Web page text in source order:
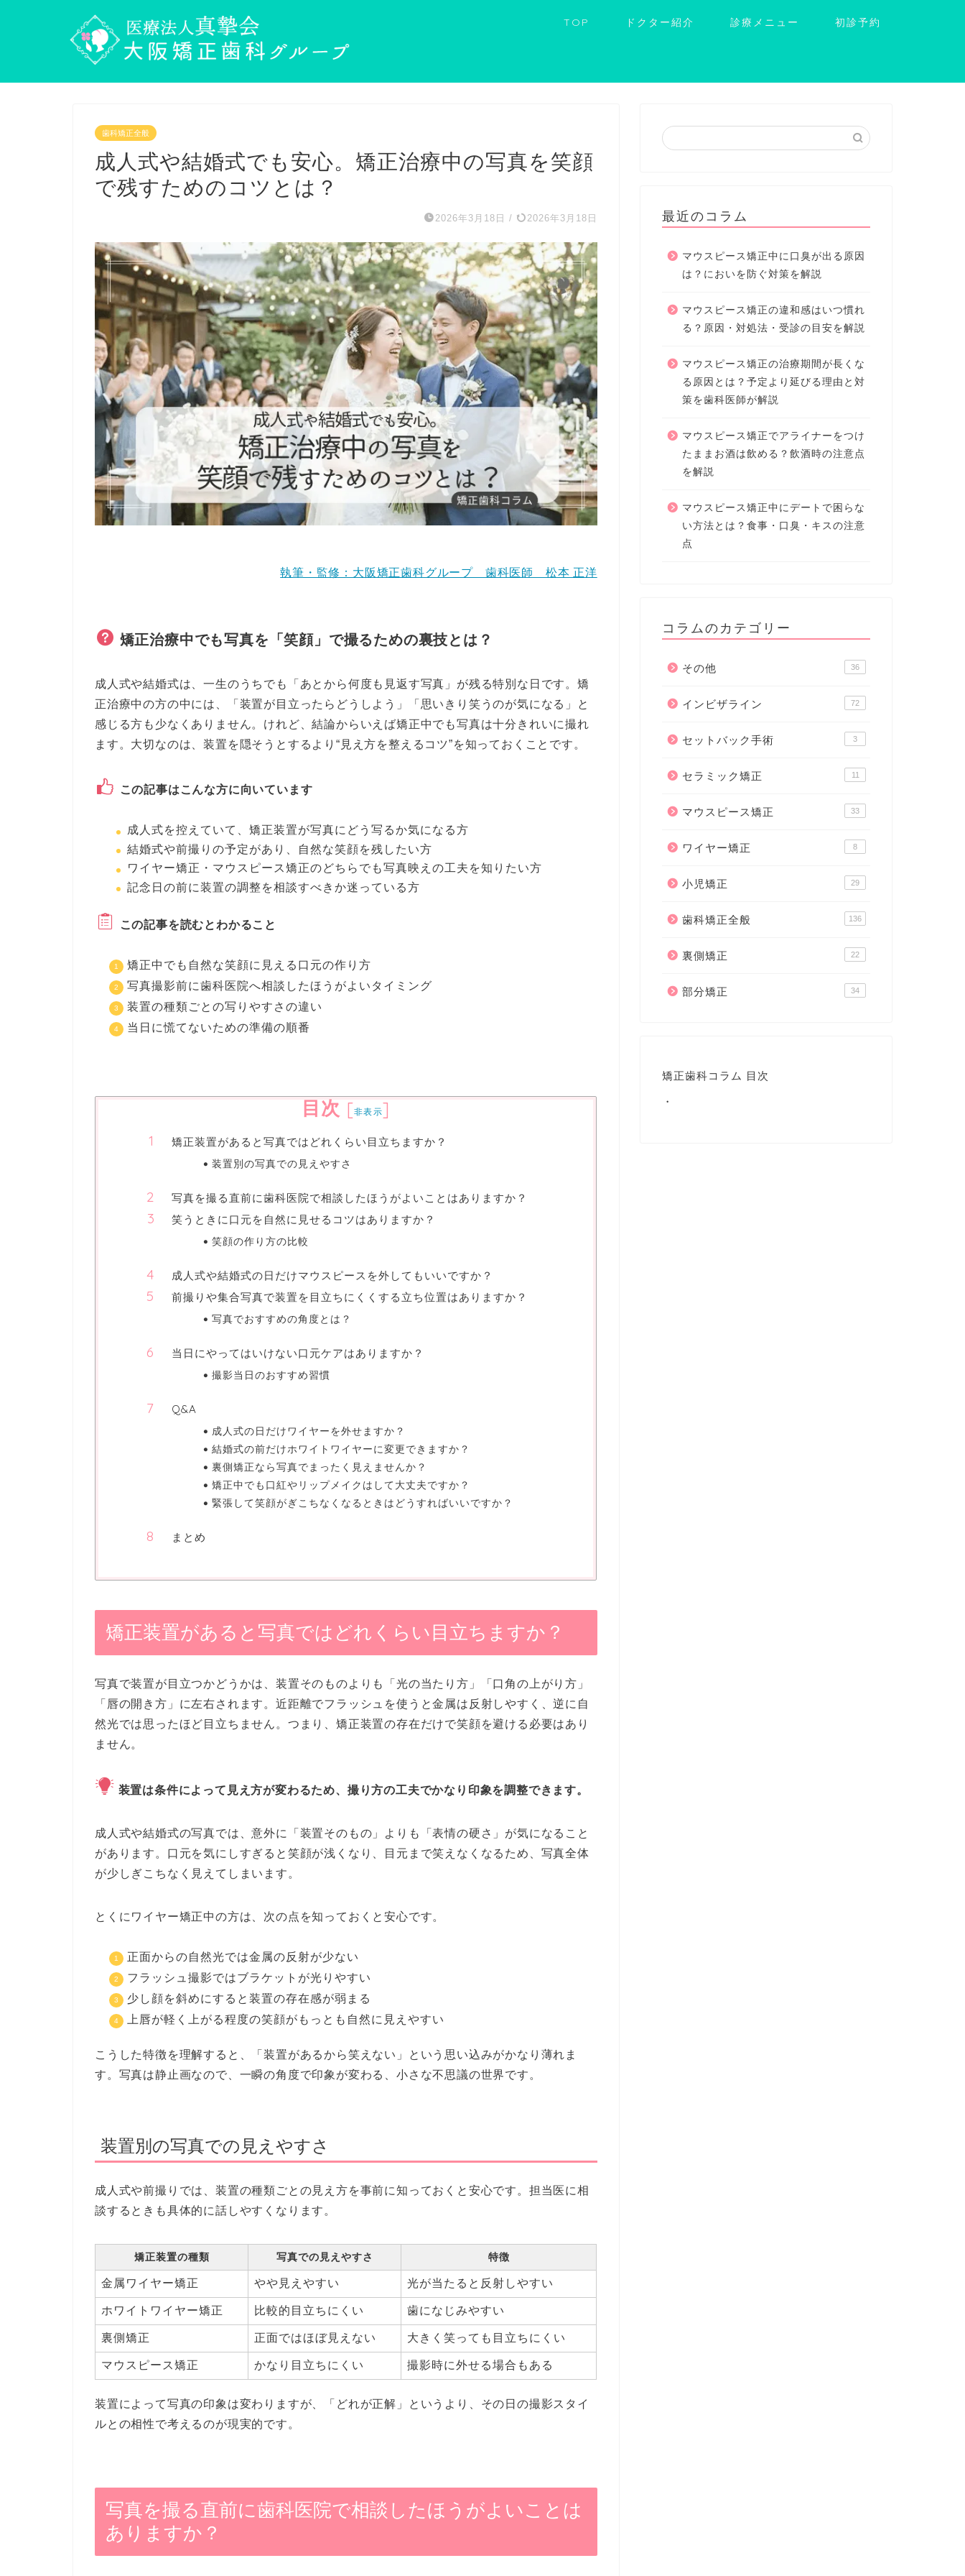
TOP ドクター紹介 診療メニュー 初診予約
歯科矯正全般
成人式や結婚式でも安心。矯正治療中の写真を笑顔
で残すためのコツとは？
2026年3月18日 / 2026年3月18日
執筆・監修：大阪矯正歯科グループ 歯科医師 松本 正洋
矯正治療中でも写真を「笑顔」で撮るための裏技とは？
成人式や結婚式は、一生のうちでも「あとから何度も見返す写真」が残る特別な日です。矯
正治療中の方の中には、「装置が目立ったらどうしよう」「思いきり笑うのが気になる」と
感じる方も少なくありません。けれど、結論からいえば矯正中でも写真は十分きれいに撮れ
ます。大切なのは、装置を隠そうとするより“見え方を整えるコツ”を知っておくことです。
この記事はこんな方に向いています
成人式を控えていて、矯正装置が写真にどう写るか気になる方
結婚式や前撮りの予定があり、自然な笑顔を残したい方
ワイヤー矯正・マウスピース矯正のどちらでも写真映えの工夫を知りたい方
記念日の前に装置の調整を相談すべきか迷っている方
この記事を読むとわかること
矯正中でも自然な笑顔に見える口元の作り方
写真撮影前に歯科医院へ相談したほうがよいタイミング
装置の種類ごとの写りやすさの違い
当日に慌てないための準備の順番
目次 [非表示]
矯正装置があると写真ではどれくらい目立ちますか？
装置別の写真での見えやすさ
写真を撮る直前に歯科医院で相談したほうがよいことはありますか？
笑うときに口元を自然に見せるコツはありますか？
笑顔の作り方の比較
成人式や結婚式の日だけマウスピースを外してもいいですか？
前撮りや集合写真で装置を目立ちにくくする立ち位置はありますか？
写真でおすすめの角度とは？
当日にやってはいけない口元ケアはありますか？
撮影当日のおすすめ習慣
Q&A
成人式の日だけワイヤーを外せますか？
結婚式の前だけホワイトワイヤーに変更できますか？
裏側矯正なら写真でまったく見えませんか？
矯正中でも口紅やリップメイクはして大丈夫ですか？
緊張して笑顔がぎこちなくなるときはどうすればいいですか？
まとめ
矯正装置があると写真ではどれくらい目立ちますか？
写真で装置が目立つかどうかは、装置そのものよりも「光の当たり方」「口角の上がり方」
「唇の開き方」に左右されます。近距離でフラッシュを使うと金属は反射しやすく、逆に自
然光では思ったほど目立ちません。つまり、矯正装置の存在だけで笑顔を避ける必要はあり
ません。
装置は条件によって見え方が変わるため、撮り方の工夫でかなり印象を調整できます。
成人式や結婚式の写真では、意外に「装置そのもの」よりも「表情の硬さ」が気になること
があります。口元を気にしすぎると笑顔が浅くなり、目元まで笑えなくなるため、写真全体
が少しぎこちなく見えてしまいます。
とくにワイヤー矯正中の方は、次の点を知っておくと安心です。
正面からの自然光では金属の反射が少ない
フラッシュ撮影ではブラケットが光りやすい
少し顔を斜めにすると装置の存在感が弱まる
上唇が軽く上がる程度の笑顔がもっとも自然に見えやすい
こうした特徴を理解すると、「装置があるから笑えない」という思い込みがかなり薄れま
す。写真は静止画なので、一瞬の角度で印象が変わる、小さな不思議の世界です。
装置別の写真での見えやすさ
成人式や前撮りでは、装置の種類ごとの見え方を事前に知っておくと安心です。担当医に相
談するときも具体的に話しやすくなります。
矯正装置の種類 写真での見えやすさ 特徴
金属ワイヤー矯正 やや見えやすい 光が当たると反射しやすい
ホワイトワイヤー矯正 比較的目立ちにくい 歯になじみやすい
裏側矯正 正面ではほぼ見えない 大きく笑っても目立ちにくい
マウスピース矯正 かなり目立ちにくい 撮影時に外せる場合もある
装置によって写真の印象は変わりますが、「どれが正解」というより、その日の撮影スタイ
ルとの相性で考えるのが現実的です。
写真を撮る直前に歯科医院で相談したほうがよいことは
ありますか？
最近のコラム
マウスピース矯正中に口臭が出る原因
は？においを防ぐ対策を解説
マウスピース矯正の違和感はいつ慣れ
る？原因・対処法・受診の目安を解説
マウスピース矯正の治療期間が長くな
る原因とは？予定より延びる理由と対
策を歯科医師が解説
マウスピース矯正でアライナーをつけ
たままお酒は飲める？飲酒時の注意点
を解説
マウスピース矯正中にデートで困らな
い方法とは？食事・口臭・キスの注意
点
コラムのカテゴリー
その他 36
インビザライン 72
セットバック手術 3
セラミック矯正 11
マウスピース矯正 33
ワイヤー矯正 8
小児矯正 29
歯科矯正全般 136
裏側矯正 22
部分矯正 34
矯正歯科コラム 目次
・